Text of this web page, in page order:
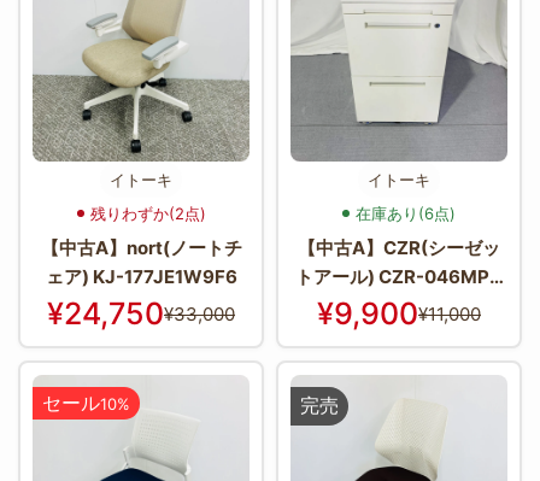
イトーキ
残りわずか(2点)
【中古A】nort(ノートチ
ェア) KJ-177JE1W9F6
¥24,750¥33,000
イトーキ
在庫あり(6点)
【中古A】CZR(シーゼッ
トアール) CZR-046MPC
SB-W9
¥9,900¥11,000
セール10% 完売